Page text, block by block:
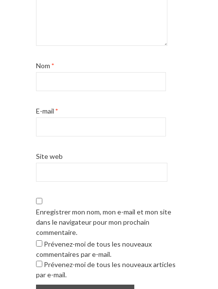
Nom *
E-mail *
Site web
Enregistrer mon nom, mon e-mail et mon site
dans le navigateur pour mon prochain
commentaire.
Prévenez-moi de tous les nouveaux
commentaires par e-mail.
Prévenez-moi de tous les nouveaux articles
par e-mail.